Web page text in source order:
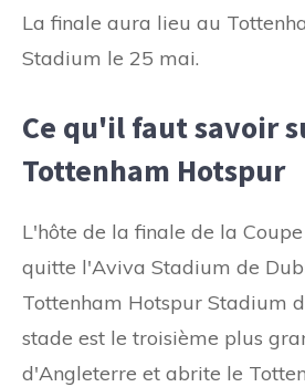
La finale aura lieu au
Stadium le 25 mai.
Ce qu'il faut savoir
Tottenham Hotspur
L'hôte de la finale de la
quitte l'Aviva Stadium de
Tottenham Hotspur Stadium
stade est le troisième plus
d'Angleterre et abrite le